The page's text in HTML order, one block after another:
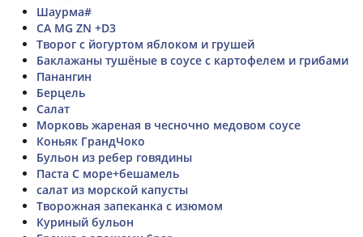
Шаурма#
CA MG ZN +D3
Творог с йогуртом яблоком и грушей
Баклажаны тушёные в соусе с картофелем и грибами
Панангин
Берцель
Салат
Морковь жареная в чесночно медовом соусе
Коньяк ГрандЧоко
Бульон из ребер говядины
Паста С море+бешамель
салат из морской капусты
Творожная запеканка с изюмом
Куриный бульон